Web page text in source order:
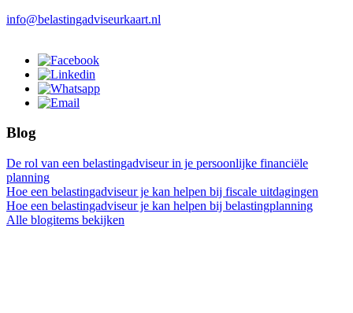
info@belastingadviseurkaart.nl
Blog
De rol van een belastingadviseur in je persoonlijke financiële
planning
Hoe een belastingadviseur je kan helpen bij fiscale uitdagingen
Hoe een belastingadviseur je kan helpen bij belastingplanning
Alle blogitems bekijken